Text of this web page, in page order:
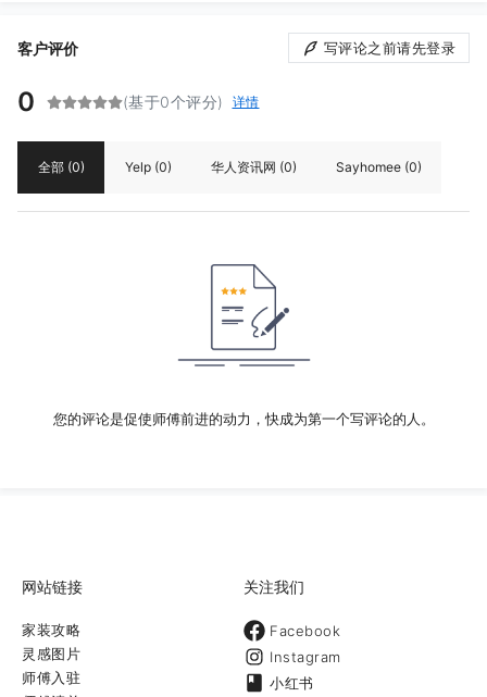
客户评价 写评论之前请先登录
0 (基于0个评分) 详情
全部 (0) Yelp (0) 华人资讯网 (0) Sayhomee (0)
您的评论是促使师傅前进的动力，快成为第一个写评论的人。
网站链接
家装攻略
灵感图片
师傅入驻
关注我们
Facebook
Instagram
小红书